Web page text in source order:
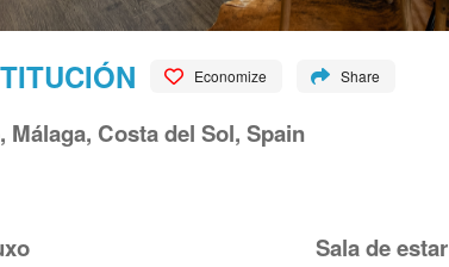
Economize Share
Málaga, Costa del Sol, Spain
Sala de estar